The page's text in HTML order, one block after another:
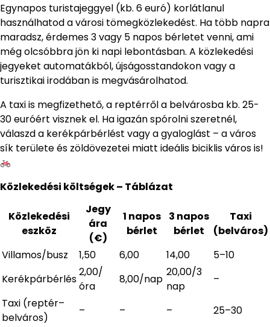
Egynapos turistajeggyel (kb. 6 euró) korlátlanul
használhatod a városi tömegközlekedést. Ha több napra
maradsz, érdemes 3 vagy 5 napos bérletet venni, ami
még olcsóbbra jön ki napi lebontásban. A közlekedési
jegyeket automatákból, újságosstandokon vagy a
turisztikai irodában is megvásárolhatod.
A taxi is megfizethető, a reptérről a belvárosba kb. 25-
30 euróért visznek el. Ha igazán spórolni szeretnél,
válaszd a kerékpárbérlést vagy a gyaloglást – a város
sík területe és zöldövezetei miatt ideális biciklis város is!
Közlekedési költségek – Táblázat
Közlekedési
eszköz
Jegy
ára
(€)
1 napos
bérlet
3 napos
bérlet
Taxi
(belváros)
Villamos/busz
1,50 6,00 14,00
5–10
Kerékpárbérlés
2,00/
óra
8,00/nap
20,00/3
nap
–
Taxi (reptér–
belváros)
– – – 25–30